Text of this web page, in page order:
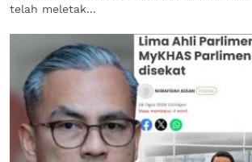
telah meletak...